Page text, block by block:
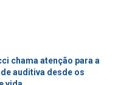
chama atenção para a
auditiva desde os